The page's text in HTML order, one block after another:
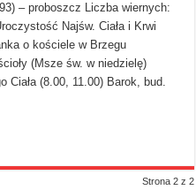
– proboszcz Liczba wiernych:
Najśw. Ciała i Krwi
o kościele w Brzegu
(Msze św. w niedzielę)
Ciała (8.00, 11.00) Barok, bud.
Strona 2 z 2